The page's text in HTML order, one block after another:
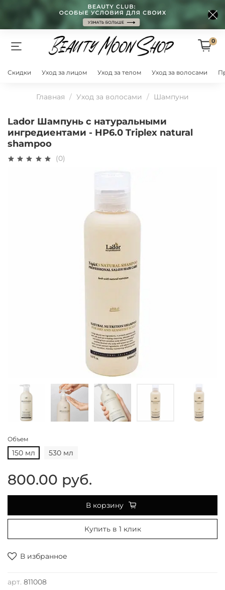
0
Скидки Уход за лицом Уход за телом Уход за волосами
Главная Уход за волосами Шампуни
Lador Шампунь с натуральными
ингредиентами - HP6.0 Triplex natural
shampoo
(0)
В избранное
арт. 811008
Объем
150 мл 530 мл
800.00 руб.
В корзину
Купить в 1 клик